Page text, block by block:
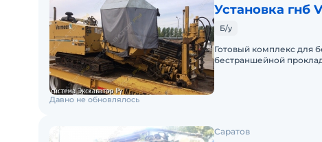
Установка гнб
Б/у
Готовый комплекс для
бестраншейной
Давно не обновлялось
Саратов